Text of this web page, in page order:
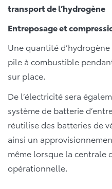
transport de l’hydrogène
Entreposage et
Une quantité
pile à combustible
sur place.
De l’électricité sera
système de batterie
réutilise des batteries de
ainsi un
même lorsque la centrale
opérationnelle.